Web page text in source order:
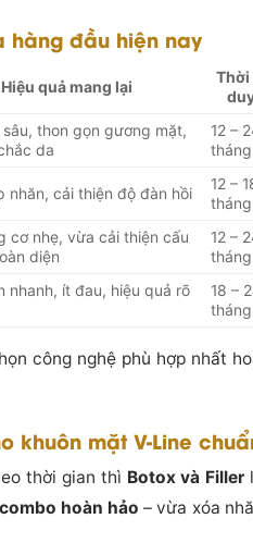
hàng đầu hiện nay
Hiệu quả mang lại
Thời
thon gọn gương mặt,
da
12 –
tháng
nhăn, cải thiện độ đàn hồi
12 –
tháng
cơ nhẹ, vừa cải thiện cấu
diện
12 –
tháng
nhanh, ít đau, hiệu quả rõ
18 –
tháng
công nghệ phù hợp nhất
khuôn mặt V-Line
thời gian thì Botox và Filler
combo hoàn hảo – vừa xóa